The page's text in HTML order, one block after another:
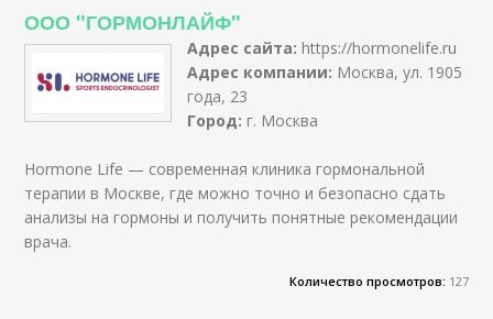
ООО "ГОРМОНЛАЙФ"
Адрес сайта: https://hormonelife.ru
Адрес компании: Москва, ул. 1905
года, 23
Город: г. Москва
Hormone Life — современная клиника гормональной
терапии в Москве, где можно точно и безопасно сдать
анализы на гормоны и получить понятные рекомендации
врача.
Количество просмотров: 127